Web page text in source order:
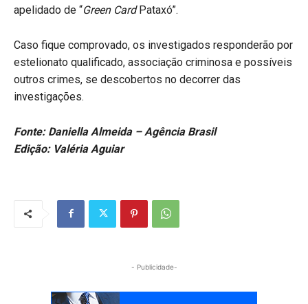
apelidado de “Green CardPataxó”.
Caso fique comprovado, os investigados responderão por
estelionato qualificado, associação criminosa e possíveis
outros crimes, se descobertos no decorrer das
investigações.
Fonte: Daniella Almeida – Agência Brasil
Edição: Valéria Aguiar
- Publicidade-